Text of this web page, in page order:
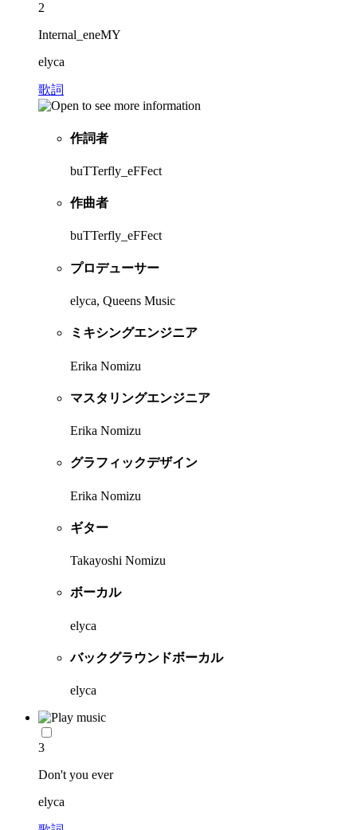
2
Internal_eneMY
elyca
歌詞
作詞者
buTTerfly_eFFect
作曲者
buTTerfly_eFFect
プロデューサー
elyca, Queens Music
ミキシングエンジニア
Erika Nomizu
マスタリングエンジニア
Erika Nomizu
グラフィックデザイン
Erika Nomizu
ギター
Takayoshi Nomizu
ボーカル
elyca
バックグラウンドボーカル
elyca
3
Don't you ever
elyca